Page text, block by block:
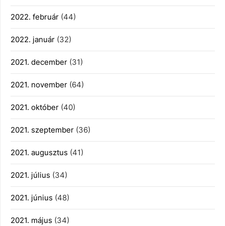
2022. február (44)
2022. január (32)
2021. december (31)
2021. november (64)
2021. október (40)
2021. szeptember (36)
2021. augusztus (41)
2021. július (34)
2021. június (48)
2021. május (34)